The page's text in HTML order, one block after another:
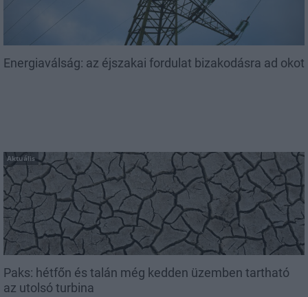
Energiaválság: az éjszakai fordulat bizakodásra ad okot
Aktuális
Paks: hétfőn és talán még kedden üzemben tartható
az utolsó turbina